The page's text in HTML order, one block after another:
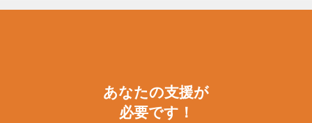
あなたの支援が
必要です！